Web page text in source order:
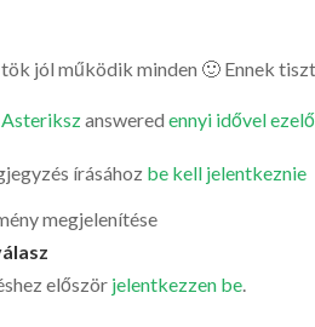
jól működik minden 🙂 Ennek
Asterikszanswered ennyi idővel
írásához be kell jelentkeznie
megjelenítése
először jelentkezzen be.